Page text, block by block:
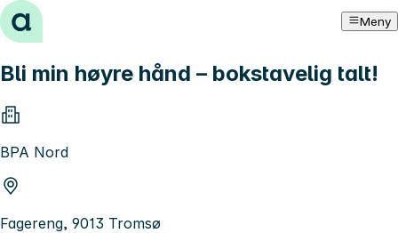
Hopp til innhold Meny
Bli min høyre hånd – bokstavelig talt!
BPA Nord
Fagereng, 9013 Tromsø